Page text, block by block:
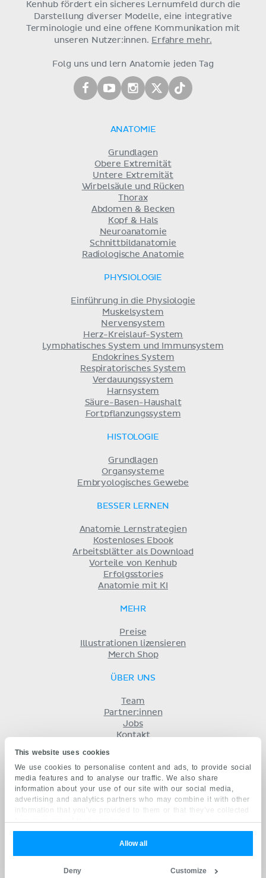
This website uses cookies
We use cookies to personalise content and ads, to provide social
media features and to analyse our traffic. We also share
information about your use of our site with our social media,
advertising and analytics partners who may combine it with other
information that you’ve provided to them or that they’ve collected
from your use of their services.
Allow all
Customize
Deny
Kenhub fördert ein sicheres Lernumfeld durch die
Darstellung diverser Modelle, eine integrative
Terminologie und eine offene Kommunikation mit
unseren Nutzer:innen. Erfahre mehr.
Folg uns und lern Anatomie jeden Tag
ANATOMIE
Grundlagen
Obere Extremität
Untere Extremität
Wirbelsäule und Rücken
Thorax
Abdomen & Becken
Kopf & Hals
Neuroanatomie
Schnittbildanatomie
Radiologische Anatomie
PHYSIOLOGIE
Einführung in die Physiologie
Muskelsystem
Nervensystem
Herz-Kreislauf-System
Lymphatisches System und Immunsystem
Endokrines System
Respiratorisches System
Verdauungssystem
Harnsystem
Säure-Basen-Haushalt
Fortpflanzungssystem
HISTOLOGIE
Grundlagen
Organsysteme
Embryologisches Gewebe
BESSER LERNEN
Anatomie Lernstrategien
Kostenloses Ebook
Arbeitsblätter als Download
Vorteile von Kenhub
Erfolgsstories
Anatomie mit KI
MEHR
Preise
Illustrationen lizensieren
Merch Shop
ÜBER UNS
Team
Partner:innen
Jobs
Kontakt
Datenschutz
KENHUB AUF...
English